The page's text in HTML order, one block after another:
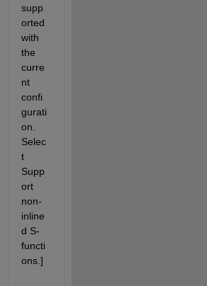
supp
orted
with
the
curre
nt
confi
gurati
on.
Selec
t
Supp
ort
non-
inline
d S-
functi
ons.]